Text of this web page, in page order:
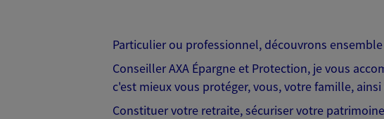
Particulier ou professionnel, découvrons
Conseiller AXA Épargne et Protection, je vous
c'est mieux vous protéger, vous, votre famille,
Constituer votre retraite, sécuriser votre